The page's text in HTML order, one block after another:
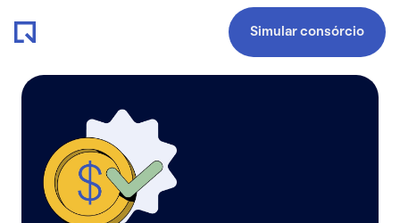
Simular consórcio